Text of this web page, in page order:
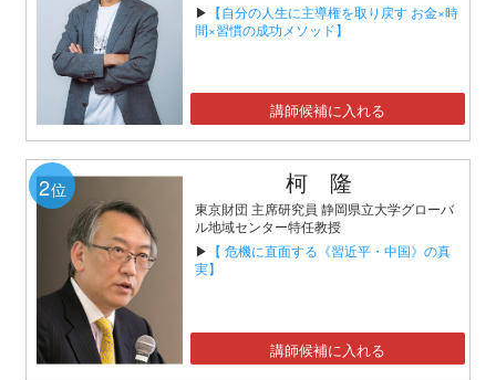
▶ 【自分の人生に主導権を取り戻す お金×時
間×習慣の成功メソッド】
講師候補に入れる
2位 柯 隆
東京財団 主席研究員 静岡県立大学グローバ
ル地域センター特任教授
▶ 【 危機に直面する《習近平・中国》の真
実】
講師候補に入れる